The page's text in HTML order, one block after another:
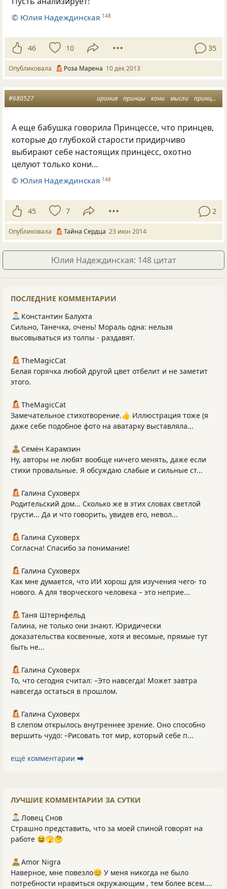
© Юлия Надеждинская 148
46 10 35
Опубликовала Роза Марена 10 дек 2013
ирония принцы кони мысли принцесса
#680527
А еще бабушка говорила Принцессе, что принцев,
которые до глубокой старости придирчиво
выбирают себе настоящих принцесс, охотно
целуют только кони…
© Юлия Надеждинская 148
45 7 2
Опубликовала Тайна Сердца 23 июн 2014
Юлия Надеждинская: 148 цитат
ПОСЛЕДНИЕ КОММЕНТАРИИ
Константин Балухта
Сильно, Танечка, очень! Мораль одна: нельзя
высовываться из толпы - раздавят.
TheMagicCat
Белая горячка любой другой цвет отбелит и не заметит
этого.
TheMagicCat
Замечательное стихотворение.👍 Иллюстрация тоже (я
даже себе подобное фото на аватарку выставляла...
Семён Карамзин
Ну, авторы не любят вообще ничего менять, даже если
стихи провальные. Я обсуждаю слабые и сильные ст...
Галина Суховерх
Родительский дом... Сколько же в этих словах светлой
грусти... Да и что говорить, увидев его, невол...
Галина Суховерх
Согласна! Спасибо за понимание!
Галина Суховерх
Как мне думается, что ИИ хорош для изучения чего- то
нового. А для творческого человека – это неприе...
Таня Штернфельд
Галина, не только они знают. Юридически
доказательства косвенные, хотя и весомые, прямые тут
быть не...
Галина Суховерх
То, что сегодня считал: –Это навсегда! Может завтра
навсегда остаться в прошлом.
Галина Суховерх
В слепом открылось внутреннее зрение. Оно способно
вершить чудо: –Рисовать тот мир, который себе п...
ещё комментарии ⮕
ЛУЧШИЕ КОММЕНТАРИИ ЗА СУТКИ
Ловец Снов
Страшно представить, что за моей спиной говорят на
работе 😆🫣🤔
Amor Nigra
Наверное, мне повезло😊 У меня никогда не было
потребности нравиться окружающим , тем более всем....